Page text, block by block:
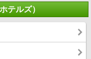
テルズ）